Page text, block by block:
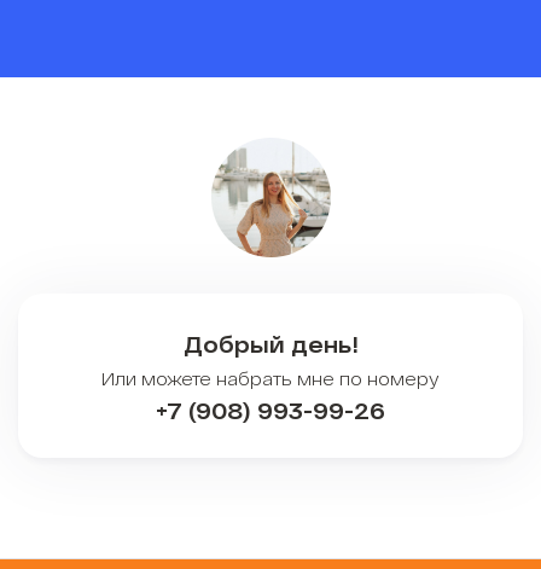
Добрый день!
Или можете набрать мне по номеру
+7 (908) 993-99-26